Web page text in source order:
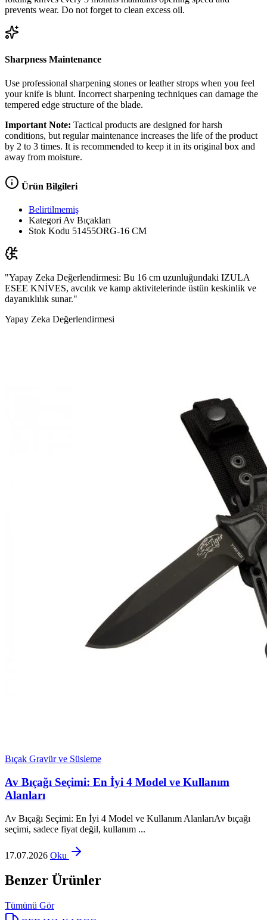
prevents wear. Do not forget to clean excess oil.
Sharpness Maintenance
Use professional sharpening stones or leather strops when you feel
your knife is blunt. Incorrect sharpening techniques can damage the
tempered edge structure of the blade.
Important Note: Tactical products are designed for harsh
conditions, but regular maintenance increases the life of the product
by 2 to 3 times. It is recommended to keep it in its original box and
away from moisture.
Ürün Bilgileri
Belirtilmemiş
Kategori Av Bıçakları
Stok Kodu 51455ORG-16 CM
"Yapay Zeka Değerlendirmesi: Bu 16 cm uzunluğundaki IZULA
ESEE KNİVES, avcılık ve kamp aktivitelerinde üstün keskinlik ve
dayanıklılık sunar."
Yapay Zeka Değerlendirmesi
Bıçak Gravür ve Süsleme
Av Bıçağı Seçimi: En İyi 4 Model ve Kullanım
Alanları
Av Bıçağı Seçimi: En İyi 4 Model ve Kullanım AlanlarıAv bıçağı
seçimi, sadece fiyat değil, kullanım ...
17.07.2026 Oku
Benzer Ürünler
Tümünü Gör